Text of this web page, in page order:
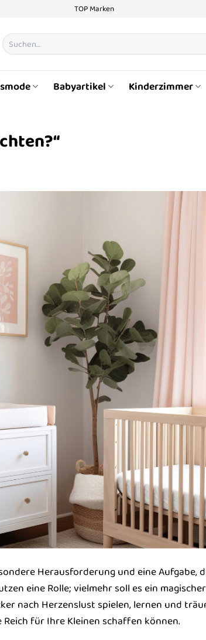
TOP Marken
Suchen
nach:
Babyartikel Kinderzimmer
Herausforderung und eine Aufgabe,
eine Rolle; vielmehr soll es ein
nach Herzenslust spielen, lernen und
für Ihre Kleinen schaffen können.